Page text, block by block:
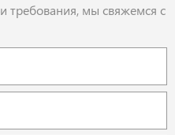
требования, мы свяжемся с